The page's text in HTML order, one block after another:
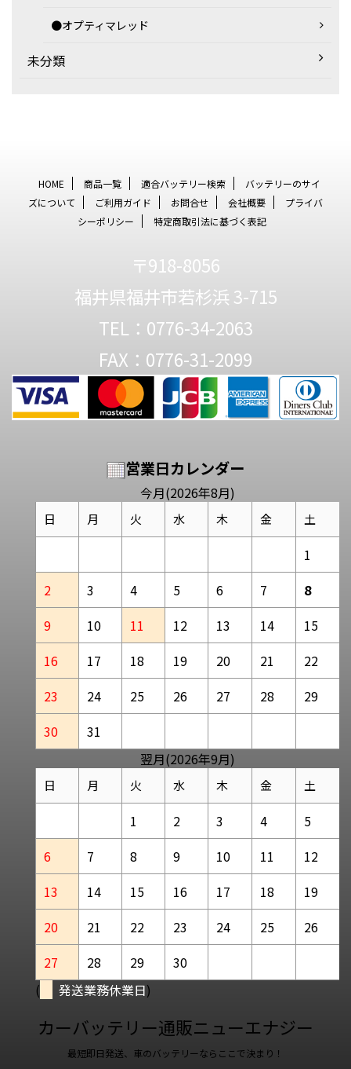
●オプティマレッド
未分類
HOME 商品一覧 適合バッテリー検索
バッテリーのサイ
ズについて
ご利用ガイド お問合せ 会社概要
プライバ
シーポリシー
特定商取引法に基づく表記
〒918-8056
福井県福井市若杉浜 3-715
TEL：0776-34-2063
FAX：0776-31-2099
営業日カレンダー
今月(2026年8月)
日 月 火 水 木 金 土
1
2
3 4 5 6 7
8
9
10 11 12 13 14
15
16
17 18 19 20 21
22
23
24 25 26 27 28
29
30
31
翌月(2026年9月)
日 月 火 水 木 金 土
1 2 3 4
5
6
7 8 9 10 11
12
13
14 15 16 17 18
19
20
21 22 23 24 25
26
27
28 29
30
(
発送業務休業日)
カーバッテリー通販ニューエナジー
最短即日発送、車のバッテリーならここで決まり！